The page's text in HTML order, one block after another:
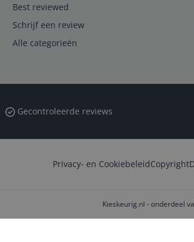
Best reviewed
Schrijf een review
Alle categorieën
Gecontroleerde reviews
Privacy- en CookiebeleidCopyright
Kieskeurig.nl - onderdeel